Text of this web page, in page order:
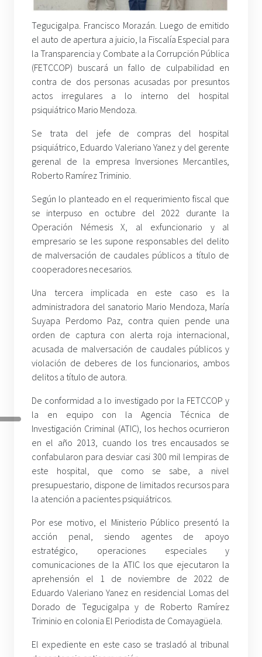
Tegucigalpa. Francisco Morazán. Luego de emitido
el auto de apertura a juicio, la Fiscalía Especial para
la Transparencia y Combate a la Corrupción Pública
(FETCCOP) buscará un fallo de culpabilidad en
contra de dos personas acusadas por presuntos
actos irregulares a lo interno del hospital
psiquiátrico Mario Mendoza.
Se trata del jefe de compras del hospital
psiquiátrico, Eduardo Valeriano Yanez y del gerente
gerenal de la empresa Inversiones Mercantiles,
Roberto Ramírez Triminio.
Según lo planteado en el requerimiento fiscal que
se interpuso en octubre del 2022 durante la
Operación Némesis X, al exfuncionario y al
empresario se les supone responsables del delito
de malversación de caudales públicos a título de
cooperadores necesarios.
Una tercera implicada en este caso es la
administradora del sanatorio Mario Mendoza, María
Suyapa Perdomo Paz, contra quien pende una
orden de captura con alerta roja internacional,
acusada de malversación de caudales públicos y
violación de deberes de los funcionarios, ambos
delitos a título de autora.
De conformidad a lo investigado por la FETCCOP y
la en equipo con la Agencia Técnica de
Investigación Criminal (ATIC), los hechos ocurrieron
en el año 2013, cuando los tres encausados se
confabularon para desviar casi 300 mil lempiras de
este hospital, que como se sabe, a nivel
presupuestario, dispone de limitados recursos para
la atención a pacientes psiquiátricos.
Por ese motivo, el Ministerio Público presentó la
acción penal, siendo agentes de apoyo
estratégico, operaciones especiales y
comunicaciones de la ATIC los que ejecutaron la
aprehensión el 1 de noviembre de 2022 de
Eduardo Valeriano Yanez en residencial Lomas del
Dorado de Tegucigalpa y de Roberto Ramírez
Triminio en colonia El Periodista de Comayagüela.
El expediente en este caso se trasladó al tribunal